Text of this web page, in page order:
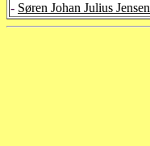
- Søren Johan Julius Jensen